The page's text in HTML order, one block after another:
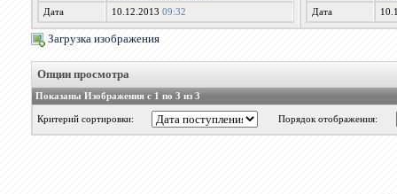
Дата 10.12.2013 09:32 Дата
Загрузка изображения
Опции просмотра
Показаны Изображения с 1 по 3 из 3
Критерий сортировки: Порядок отображения: